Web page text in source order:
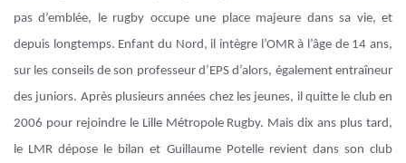
pas d’emblée, le rugby occupe une place majeure dans sa vie, et
depuis longtemps. Enfant du Nord, il intègre l’OMR à l’âge de 14 ans,
sur les conseils de son professeur d’EPS d’alors, également entraîneur
des juniors. Après plusieurs années chez les jeunes, il quitte le club en
2006 pour rejoindre le Lille Métropole Rugby. Mais dix ans plus tard,
le LMR dépose le bilan et Guillaume Potelle revient dans son club